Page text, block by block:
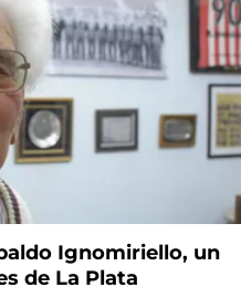
Ignomiriello, un
de La Plata